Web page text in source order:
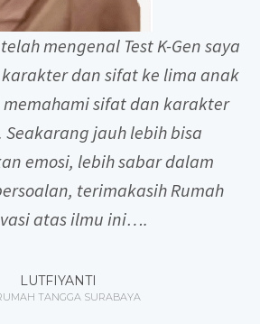
mengenal Test K-Gen saya
dan sifat ke lima anak
memahami sifat dan karakter
Seakarang jauh lebih bisa
emosi, lebih sabar dalam
terimakasih Rumah
atas ilmu ini….
LUTFIYANTI
TANGGA SURABAYA